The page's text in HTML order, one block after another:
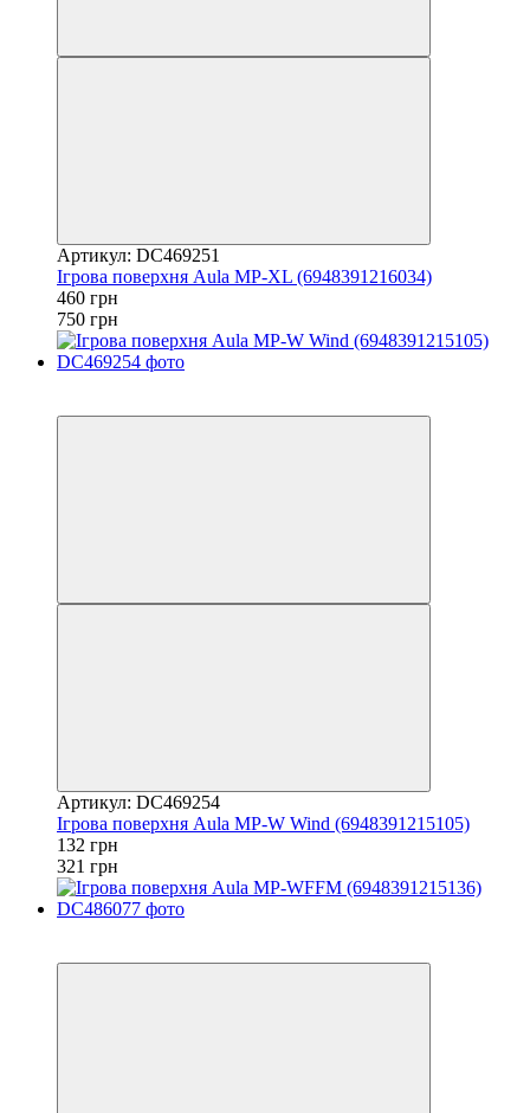
Артикул: DC469251
Iгрова поверхня Aula MP-XL (6948391216034)
460 грн
750 грн
Артикул: DC469254
Iгрова поверхня Aula MP-W Wind (6948391215105)
132 грн
321 грн